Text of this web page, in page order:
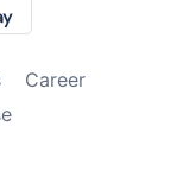
Сareer